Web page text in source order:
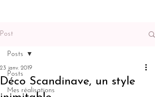
Post
Posts
Mes réalisations
Posts
Déco Scandinave, un style
23 janv. 2019